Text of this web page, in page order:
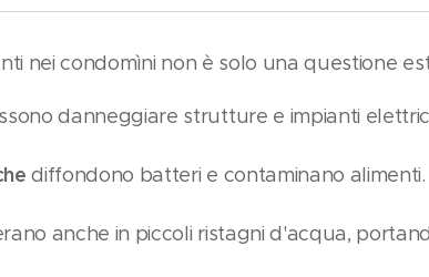
nei condomìni non è solo una questione
danneggiare strutture e impianti
diffondono batteri e contaminano alimenti.
anche in piccoli ristagni d'acqua,